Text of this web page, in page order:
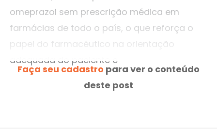
omeprazol sem prescrição médica em
farmácias de todo o país, o que reforça o
papel do farmacêutico na orientação
adequada do paciente e
Faça seu cadastro para ver o conteúdo
deste post